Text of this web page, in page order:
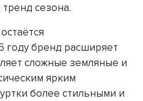
сезона.
году бренд расширяет
сложные земляные и
ярким
более стильными и